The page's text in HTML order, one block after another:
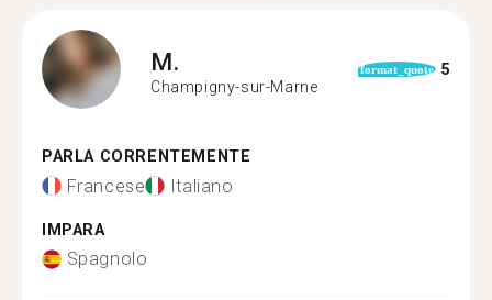
M.
Champigny-sur-Marne
format_quote 5
PARLA CORRENTEMENTE
Francese Italiano
IMPARA
Spagnolo